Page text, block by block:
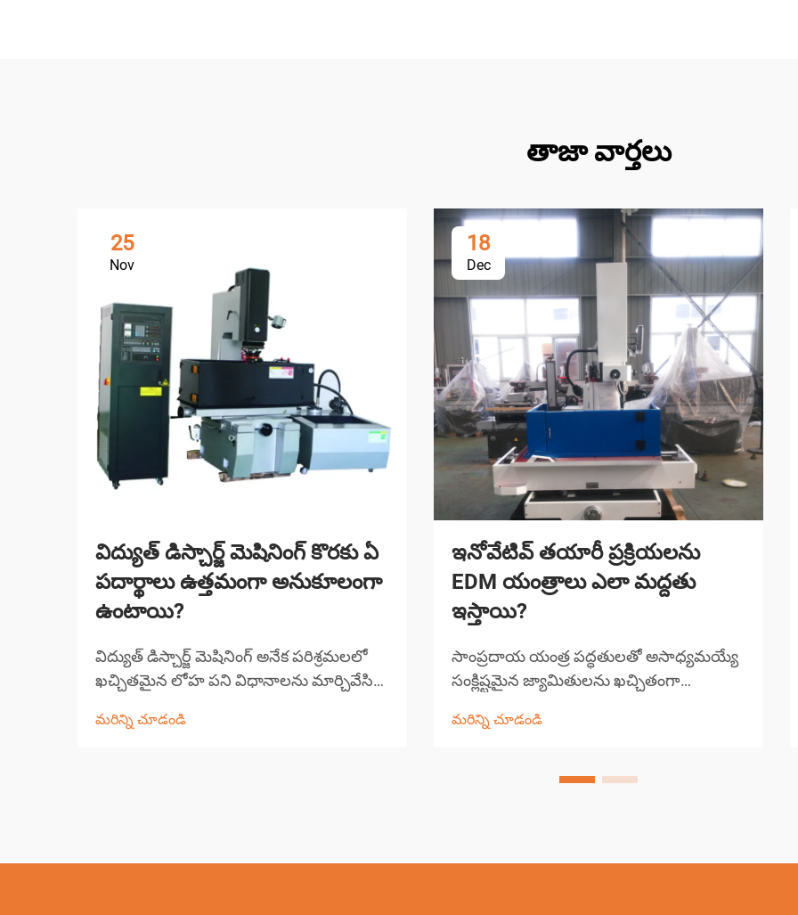
తాజా వార్తలు
25
Nov
విద్యుత్ డిస్చార్జ్ మెషినింగ్ కొరకు ఏ
పదార్థాలు ఉత్తమంగా అనుకూలంగా
ఉంటాయి?
విద్యుత్ డిస్చార్జ్ మెషినింగ్ అనేక పరిశ్రమలలో
ఖచ్చితమైన లోహ పని విధానాలను మార్చివేసిన
ఈ అభివృద్ధి చెందిన పద్ధతి వాహక పదార్థాల
మరిన్ని చూడండి
18
Dec
ఇనోవేటివ్ తయారీ ప్రక్రియలను
EDM యంత్రాలు ఎలా మద్దతు
ఇస్తాయి?
సాంప్రదాయ యంత్ర పద్ధతులతో అసాధ్యమయ్యే
సంక్లిష్టమైన జ్యామితులను ఖచ్చితంగా
ద్వారా EDM యంత్రాలు ఆధునిక తయారీలో
డిస్చార్జ్ మెషినింగ్ వ్యవస్థలు కండక్ట్...
మరిన్ని చూడండి